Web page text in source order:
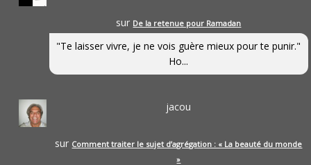
sur De la retenue pour Ramadan
"Te laisser vivre, je ne vois guère mieux pour te punir."
Ho...
jacou
sur Comment traiter le sujet d’agrégation : « La beauté du monde
»